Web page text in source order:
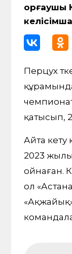
Перцух
құрамында
қатысып,
Айта
2023
ойнаған.
ол